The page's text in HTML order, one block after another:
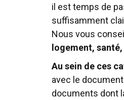
il est temps de
suffisamment
Nous vous
logement,
Au sein de ces
avec le
documents dont